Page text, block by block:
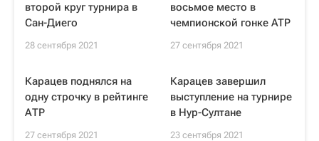
второй круг турнира в
Сан-Диего
28 сентября 2021
восьмое место в
чемпионской гонке ATP
27 сентября 2021
Карацев поднялся на
одну строчку в рейтинге
АТР
27 сентября 2021
Карацев завершил
выступление на турнире
в Нур-Султане
23 сентября 2021